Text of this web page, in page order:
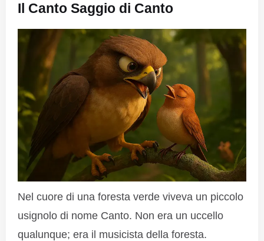
Il Canto Saggio di Canto
Nel cuore di una foresta verde viveva un piccolo
usignolo di nome Canto. Non era un uccello
qualunque; era il musicista della foresta.